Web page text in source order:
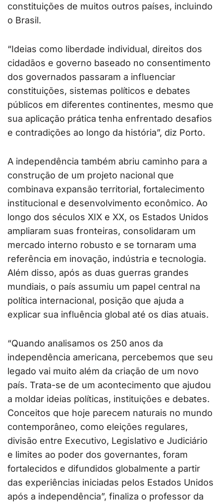
constituições de muitos outros países, incluindo
o Brasil.
“Ideias como liberdade individual, direitos dos
cidadãos e governo baseado no consentimento
dos governados passaram a influenciar
constituições, sistemas políticos e debates
públicos em diferentes continentes, mesmo que
sua aplicação prática tenha enfrentado desafios
e contradições ao longo da história”, diz Porto.
A independência também abriu caminho para a
construção de um projeto nacional que
combinava expansão territorial, fortalecimento
institucional e desenvolvimento econômico. Ao
longo dos séculos XIX e XX, os Estados Unidos
ampliaram suas fronteiras, consolidaram um
mercado interno robusto e se tornaram uma
referência em inovação, indústria e tecnologia.
Além disso, após as duas guerras grandes
mundiais, o país assumiu um papel central na
política internacional, posição que ajuda a
explicar sua influência global até os dias atuais.
“Quando analisamos os 250 anos da
independência americana, percebemos que seu
legado vai muito além da criação de um novo
país. Trata-se de um acontecimento que ajudou
a moldar ideias políticas, instituições e debates.
Conceitos que hoje parecem naturais no mundo
contemporâneo, como eleições regulares,
divisão entre Executivo, Legislativo e Judiciário
e limites ao poder dos governantes, foram
fortalecidos e difundidos globalmente a partir
das experiências iniciadas pelos Estados Unidos
após a independência”, finaliza o professor da